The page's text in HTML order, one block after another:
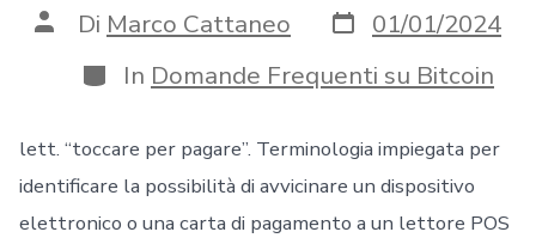
Autore
articolo
Di Marco Cattaneo Data
articolo
01/01/2024
Categorie
In Domande Frequenti su Bitcoin
lett. “toccare per pagare”. Terminologia impiegata per
identificare la possibilità di avvicinare un dispositivo
elettronico o una carta di pagamento a un lettore POS